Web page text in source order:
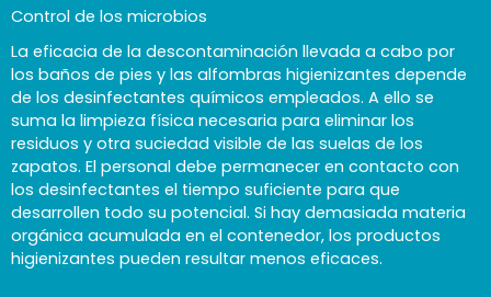
Control de los microbios
La eficacia de la descontaminación llevada a cabo por
los baños de pies y las alfombras higienizantes depende
de los desinfectantes químicos empleados. A ello se
suma la limpieza física necesaria para eliminar los
residuos y otra suciedad visible de las suelas de los
zapatos. El personal debe permanecer en contacto con
los desinfectantes el tiempo suficiente para que
desarrollen todo su potencial. Si hay demasiada materia
orgánica acumulada en el contenedor, los productos
higienizantes pueden resultar menos eficaces.